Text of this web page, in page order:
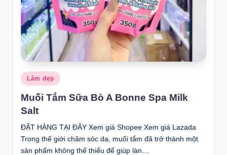
Posted
in
Làm đẹp
Muối Tắm Sữa Bò A Bonne Spa Milk
Salt
ĐẶT HÀNG TẠI ĐÂY Xem giá Shopee Xem giá Lazada
Trong thế giới chăm sóc da, muối tắm đã trở thành một
sản phẩm không thể thiếu để giúp làn…